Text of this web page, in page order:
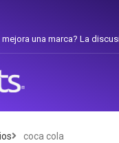
marca? La discusión que
coca cola